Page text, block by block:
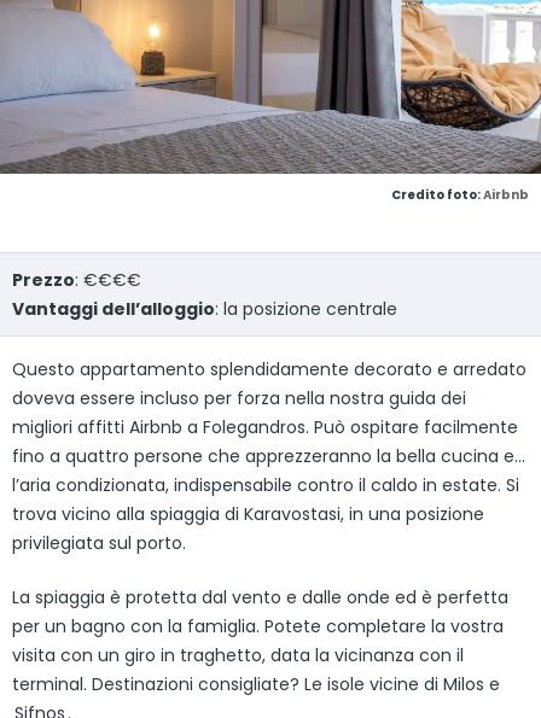
Credito foto:Airbnb
Prezzo: €€€€
Vantaggi dell’alloggio: la posizione centrale
Questo appartamento splendidamente decorato e arredato
doveva essere incluso per forza nella nostra guida dei
migliori affitti Airbnb a Folegandros. Può ospitare facilmente
fino a quattro persone che apprezzeranno la bella cucina e…
l’aria condizionata, indispensabile contro il caldo in estate. Si
trova vicino alla spiaggia di Karavostasi, in una posizione
privilegiata sul porto.
La spiaggia è protetta dal vento e dalle onde ed è perfetta
per un bagno con la famiglia. Potete completare la vostra
visita con un giro in traghetto, data la vicinanza con il
terminal. Destinazioni consigliate? Le isole vicine di Milos e